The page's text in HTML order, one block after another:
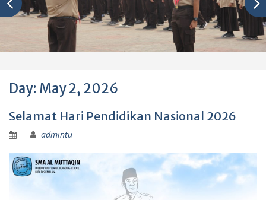
Day: May 2, 2026
Selamat Hari Pendidikan Nasional 2026
admintu